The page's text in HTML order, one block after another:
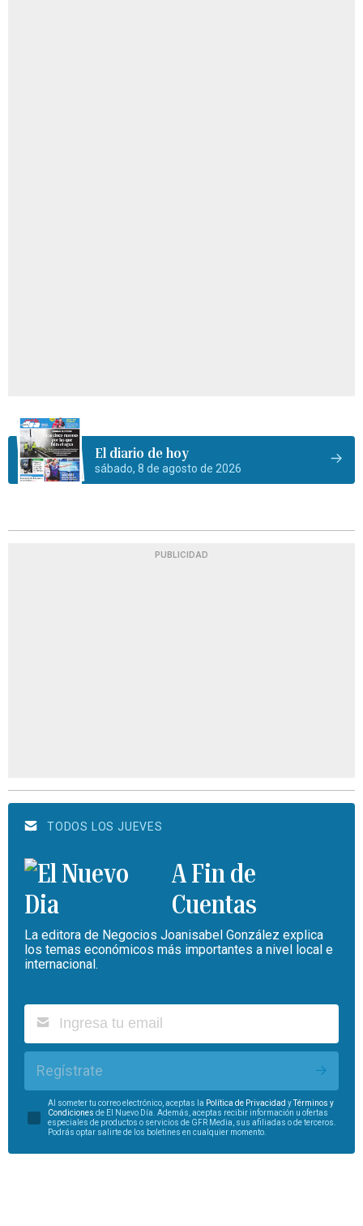
El diario de hoy
sábado, 8 de agosto de 2026
PUBLICIDAD
TODOS LOS JUEVES
A Fin de
Cuentas
La editora de Negocios Joanisabel González explica
los temas económicos más importantes a nivel local e
internacional.
Regístrate
Al someter tu correo electrónico, aceptas la Política de Privacidad yTérminos y
Condiciones de El Nuevo Día. Además, aceptas recibir información u ofertas
especiales de productos o servicios de GFR Media, sus afiliadas o de terceros.
Podrás optar salirte de los boletines en cualquier momento.